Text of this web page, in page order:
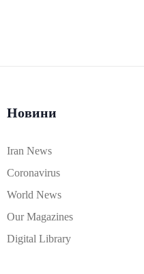
Новини
Iran News
Coronavirus
World News
Our Magazines
Digital Library